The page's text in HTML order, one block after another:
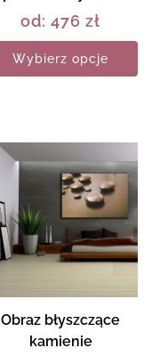
od: 476 zł
Wybierz opcje
Obraz błyszczące
kamienie